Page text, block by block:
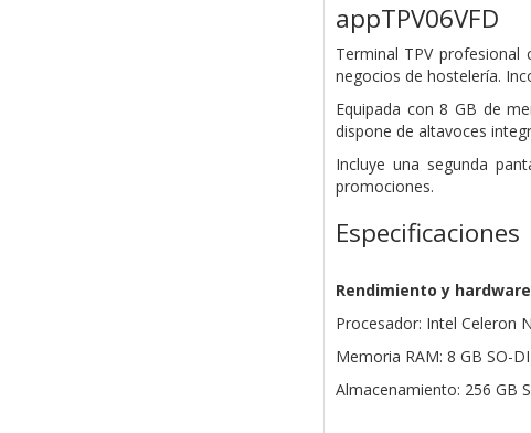
appTPV06VFD
Terminal TPV
negocios de hostelería.
Equipada con 8 GB de
dispone de altavoces
Incluye una segunda
promociones.
Especificaciones
Rendimiento y hardware
Procesador: Intel Celeron
Memoria RAM: 8 GB SO-
Almacenamiento: 256 GB